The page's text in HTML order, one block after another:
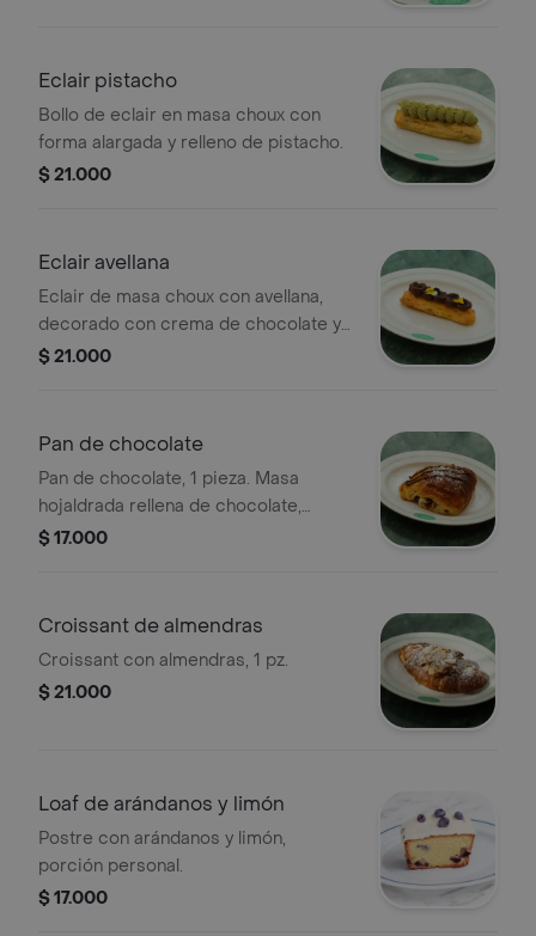
Eclair pistacho
Bollo de eclair en masa choux con
forma alargada y relleno de pistacho.
$ 21.000
Eclair avellana
Eclair de masa choux con avellana,
decorado con crema de chocolate y
flores comestibles. 1 pieza.
$ 21.000
Pan de chocolate
Pan de chocolate, 1 pieza. Masa
hojaldrada rellena de chocolate,
decorada con azúcar glas y
$ 17.000
Croissant de almendras
Croissant con almendras, 1 pz.
$ 21.000
Loaf de arándanos y limón
Postre con arándanos y limón,
porción personal.
$ 17.000